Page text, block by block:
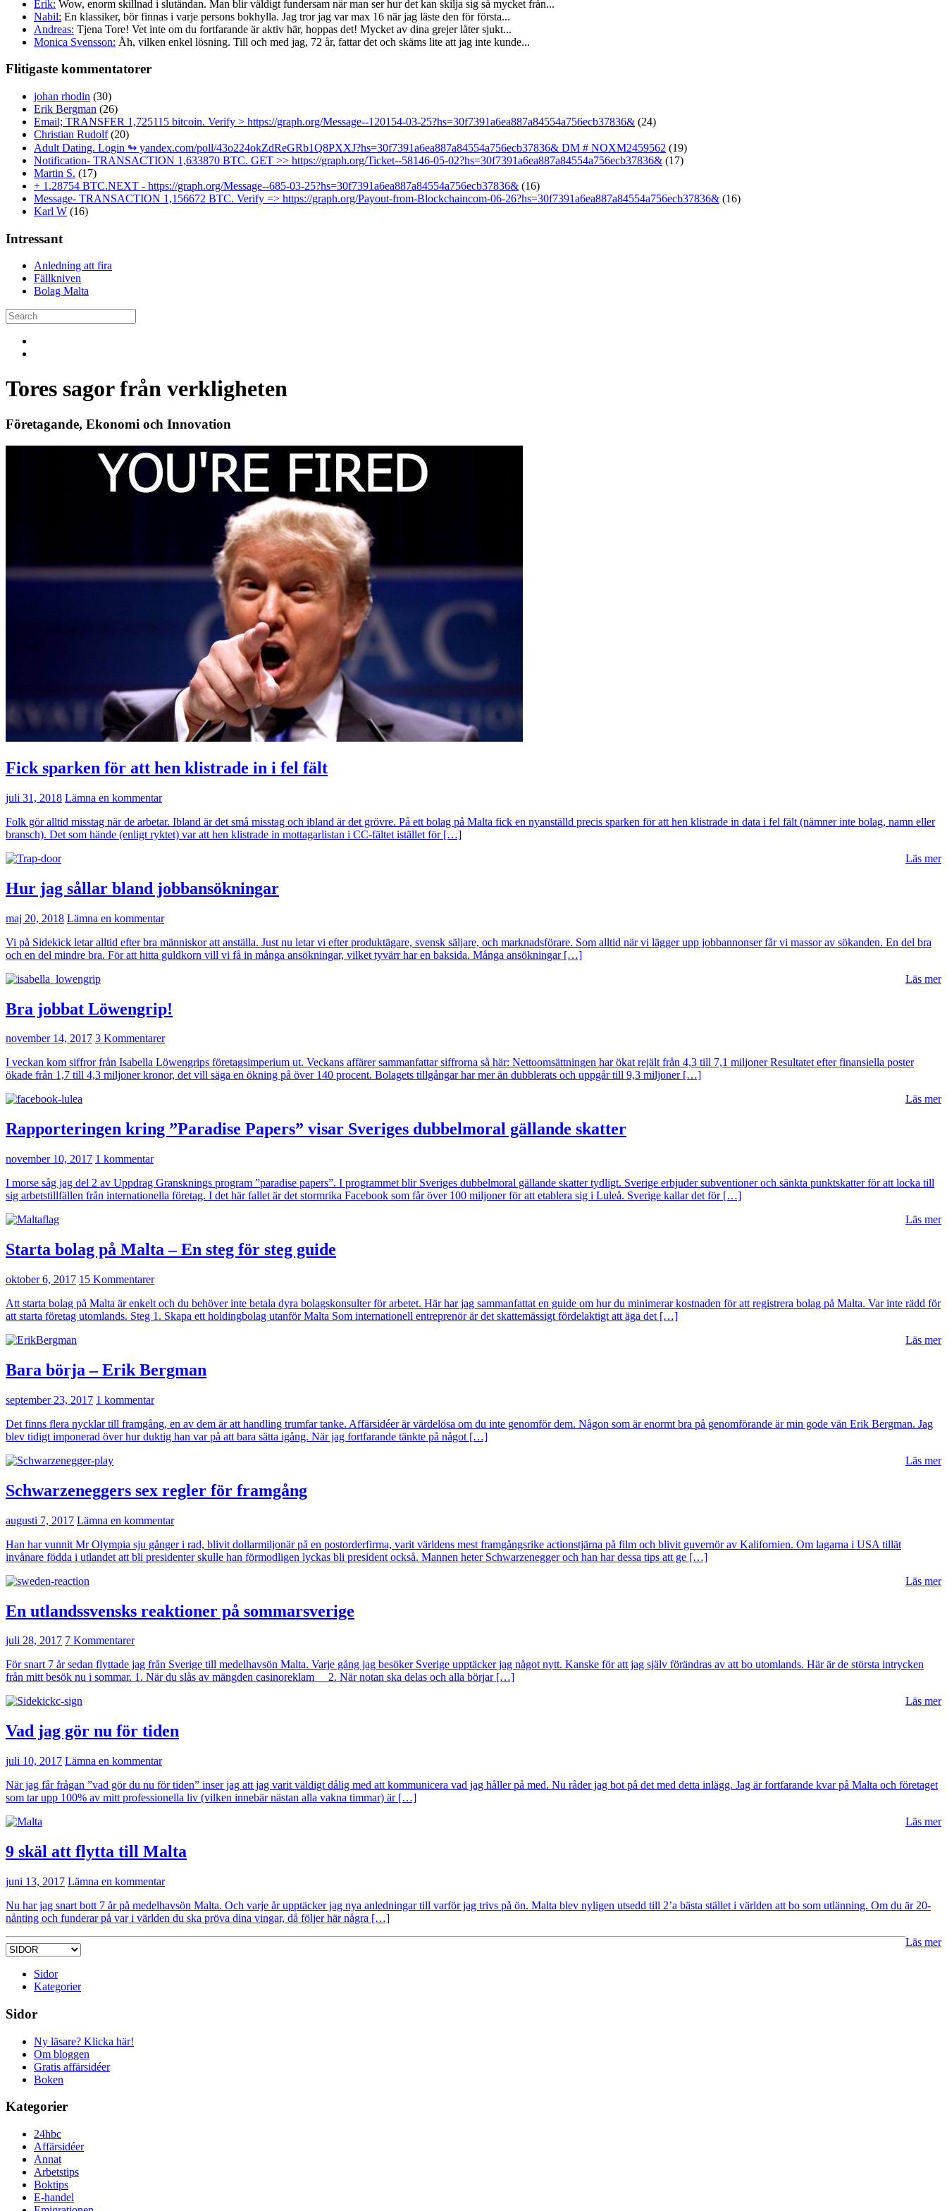
Erik: Wow, enorm skillnad i slutändan. Man blir väldigt fundersam när man ser hur det kan skilja sig så mycket från...
Nabil: En klassiker, bör finnas i varje persons bokhylla. Jag tror jag var max 16 när jag läste den för första...
Andreas: Tjena Tore! Vet inte om du fortfarande är aktiv här, hoppas det! Mycket av dina grejer låter sjukt...
Monica Svensson: Åh, vilken enkel lösning. Till och med jag, 72 år, fattar det och skäms lite att jag inte kunde...
Flitigaste kommentatorer
johan rhodin (30)
Erik Bergman (26)
Email; TRANSFER 1,725115 bitcoin. Verify > https://graph.org/Message--120154-03-25?hs=30f7391a6ea887a84554a756ecb37836& (24)
Christian Rudolf(20)
Adult Dating. Login ↬ yandex.com/poll/43o224okZdReGRb1Q8PXXJ?hs=30f7391a6ea887a84554a756ecb37836& DM # NOXM2459562 (19)
Notification- TRANSACTION 1,633870 BTC. GET >> https://graph.org/Ticket--58146-05-02?hs=30f7391a6ea887a84554a756ecb37836& (17)
Martin S. (17)
+ 1.28754 BTC.NEXT - https://graph.org/Message--685-03-25?hs=30f7391a6ea887a84554a756ecb37836& (16)
Message- TRANSACTION 1,156672 BTC. Verify => https://graph.org/Payout-from-Blockchaincom-06-26?hs=30f7391a6ea887a84554a756ecb37836& (16)
Karl W (16)
Intressant
Anledning att fira
Fällkniven
Bolag Malta
Tores sagor från verkligheten
Företagande, Ekonomi och Innovation
Fick sparken för att hen klistrade in i fel fält
juli 31, 2018 Lämna en kommentar
Folk gör alltid misstag när de arbetar. Ibland är det små misstag och ibland är det grövre. På ett bolag på Malta fick en nyanställd precis sparken för att hen klistrade in data i fel fält (nämner inte bolag, namn eller
bransch). Det som hände (enligt ryktet) var att hen klistrade in mottagarlistan i CC-fältet istället för […]
Läs mer
Hur jag sållar bland jobbansökningar
maj 20, 2018 Lämna en kommentar
Vi på Sidekick letar alltid efter bra människor att anställa. Just nu letar vi efter produktägare, svensk säljare, och marknadsförare. Som alltid när vi lägger upp jobbannonser får vi massor av sökanden. En del bra
och en del mindre bra. För att hitta guldkorn vill vi få in många ansökningar, vilket tyvärr har en baksida. Många ansökningar […]
Läs mer
Bra jobbat Löwengrip!
november 14, 2017 3 Kommentarer
I veckan kom siffror från Isabella Löwengrips företagsimperium ut. Veckans affärer sammanfattar siffrorna så här: Nettoomsättningen har ökat rejält från 4,3 till 7,1 miljoner Resultatet efter finansiella poster
ökade från 1,7 till 4,3 miljoner kronor, det vill säga en ökning på över 140 procent. Bolagets tillgångar har mer än dubblerats och uppgår till 9,3 miljoner […]
Läs mer
Rapporteringen kring ”Paradise Papers” visar Sveriges dubbelmoral gällande skatter
november 10, 2017 1 kommentar
I morse såg jag del 2 av Uppdrag Gransknings program ”paradise papers”. I programmet blir Sveriges dubbelmoral gällande skatter tydligt. Sverige erbjuder subventioner och sänkta punktskatter för att locka till
sig arbetstillfällen från internationella företag. I det här fallet är det stormrika Facebook som får över 100 miljoner för att etablera sig i Luleå. Sverige kallar det för […]
Läs mer
Starta bolag på Malta – En steg för steg guide
oktober 6, 2017 15 Kommentarer
Att starta bolag på Malta är enkelt och du behöver inte betala dyra bolagskonsulter för arbetet. Här har jag sammanfattat en guide om hur du minimerar kostnaden för att registrera bolag på Malta. Var inte rädd för
att starta företag utomlands. Steg 1. Skapa ett holdingbolag utanför Malta Som internationell entreprenör är det skattemässigt fördelaktigt att äga det […]
Läs mer
Bara börja – Erik Bergman
september 23, 2017 1 kommentar
Det finns flera nycklar till framgång, en av dem är att handling trumfar tanke. Affärsidéer är värdelösa om du inte genomför dem. Någon som är enormt bra på genomförande är min gode vän Erik Bergman. Jag
blev tidigt imponerad över hur duktig han var på att bara sätta igång. När jag fortfarande tänkte på något […]
Läs mer
Schwarzeneggers sex regler för framgång
augusti 7, 2017 Lämna en kommentar
Han har vunnit Mr Olympia sju gånger i rad, blivit dollarmiljonär på en postorderfirma, varit världens mest framgångsrike actionstjärna på film och blivit guvernör av Kalifornien. Om lagarna i USA tillät
invånare födda i utlandet att bli presidenter skulle han förmodligen lyckas bli president också. Mannen heter Schwarzenegger och han har dessa tips att ge […]
Läs mer
En utlandssvensks reaktioner på sommarsverige
juli 28, 2017 7 Kommentarer
För snart 7 år sedan flyttade jag från Sverige till medelhavsön Malta. Varje gång jag besöker Sverige upptäcker jag något nytt. Kanske för att jag själv förändras av att bo utomlands. Här är de största intrycken
från mitt besök nu i sommar. 1. När du slås av mängden casinoreklam 2. När notan ska delas och alla börjar […]
Läs mer
Vad jag gör nu för tiden
juli 10, 2017 Lämna en kommentar
När jag får frågan ”vad gör du nu för tiden” inser jag att jag varit väldigt dålig med att kommunicera vad jag håller på med. Nu råder jag bot på det med detta inlägg. Jag är fortfarande kvar på Malta och företaget
som tar upp 100% av mitt professionella liv (vilken innebär nästan alla vakna timmar) är […]
Läs mer
9 skäl att flytta till Malta
juni 13, 2017 Lämna en kommentar
Nu har jag snart bott 7 år på medelhavsön Malta. Och varje år upptäcker jag nya anledningar till varför jag trivs på ön. Malta blev nyligen utsedd till 2’a bästa stället i världen att bo som utlänning. Om du är 20-
nånting och funderar på var i världen du ska pröva dina vingar, då följer här några […]
Läs mer
Sidor
Kategorier
Sidor
Ny läsare? Klicka här!
Om bloggen
Gratis affärsidéer
Boken
Kategorier
24hbc
Affärsidéer
Annat
Arbetstips
Boktips
E-handel